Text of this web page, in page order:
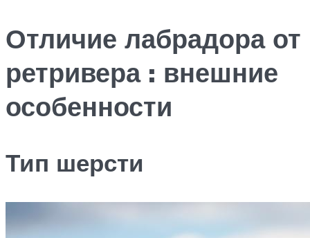
Отличие лабрадора от
ретривера : внешние
особенности
Тип шерсти